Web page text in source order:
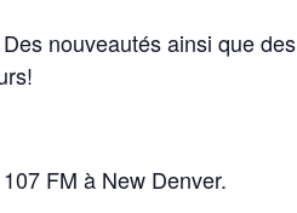
nouveautés ainsi que
FM à New Denver.